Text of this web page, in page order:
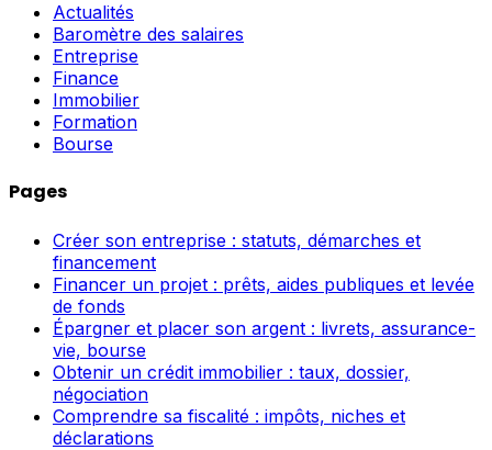
Actualités
Baromètre des salaires
Entreprise
Finance
Immobilier
Formation
Bourse
Pages
Créer son entreprise : statuts, démarches et
financement
Financer un projet : prêts, aides publiques et levée
de fonds
Épargner et placer son argent : livrets, assurance-
vie, bourse
Obtenir un crédit immobilier : taux, dossier,
négociation
Comprendre sa fiscalité : impôts, niches et
déclarations